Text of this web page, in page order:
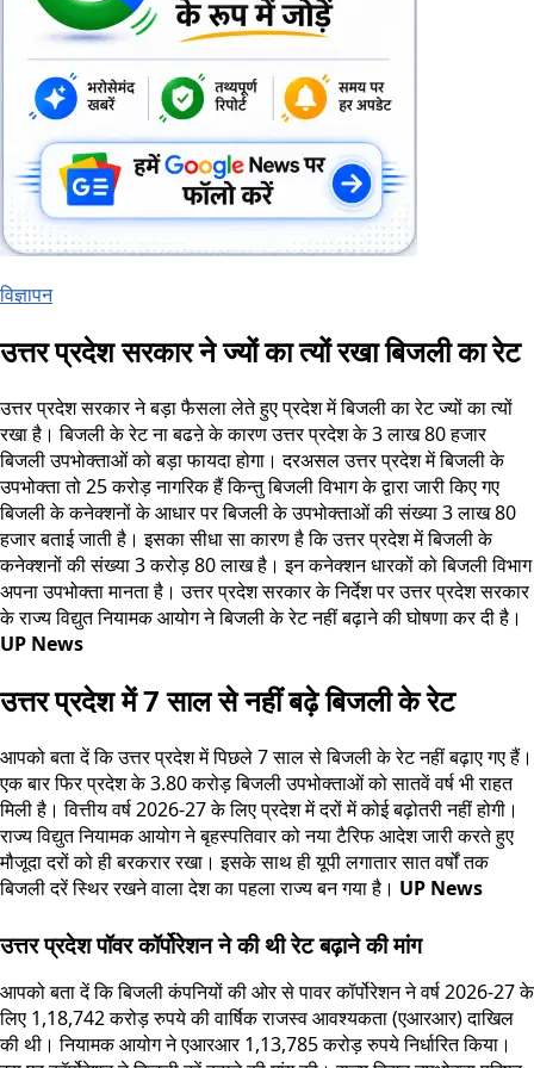
विज्ञापन
उत्तर प्रदेश सरकार ने ज्यों का त्यों रखा बिजली का रेट
उत्तर प्रदेश सरकार ने बड़ा फैसला लेते हुए प्रदेश में बिजली का रेट ज्यों का त्यों
रखा है। बिजली के रेट ना बढऩे के कारण उत्तर प्रदेश के 3 लाख 80 हजार
बिजली उपभोक्ताओं को बड़ा फायदा होगा। दरअसल उत्तर प्रदेश में बिजली के
उपभोक्ता तो 25 करोड़ नागरिक हैं किन्तु बिजली विभाग के द्वारा जारी किए गए
बिजली के कनेक्शनों के आधार पर बिजली के उपभोक्ताओं की संख्या 3 लाख 80
हजार बताई जाती है। इसका सीधा सा कारण है कि उत्तर प्रदेश में बिजली के
कनेक्शनों की संख्या 3 करोड़ 80 लाख है। इन कनेक्शन धारकों को बिजली विभाग
अपना उपभोक्ता मानता है। उत्तर प्रदेश सरकार के निर्देश पर उत्तर प्रदेश सरकार
के राज्य विद्युत नियामक आयोग ने बिजली के रेट नहीं बढ़ाने की घोषणा कर दी है।
UP News
उत्तर प्रदेश में 7 साल से नहीं बढ़े बिजली के रेट
आपको बता दें कि उत्तर प्रदेश में पिछले 7 साल से बिजली के रेट नहीं बढ़ाए गए हैं।
एक बार फिर प्रदेश के 3.80 करोड़ बिजली उपभोक्ताओं को सातवें वर्ष भी राहत
मिली है। वित्तीय वर्ष 2026-27 के लिए प्रदेश में दरों में कोई बढ़ोतरी नहीं होगी।
राज्य विद्युत नियामक आयोग ने बृहस्पतिवार को नया टैरिफ आदेश जारी करते हुए
मौजूदा दरों को ही बरकरार रखा। इसके साथ ही यूपी लगातार सात वर्षों तक
बिजली दरें स्थिर रखने वाला देश का पहला राज्य बन गया है। UP News
उत्तर प्रदेश पॉवर कॉर्पोरेशन ने की थी रेट बढ़ाने की मांग
आपको बता दें कि बिजली कंपनियों की ओर से पावर कॉर्पोरेशन ने वर्ष 2026-27 के
लिए 1,18,742 करोड़ रुपये की वार्षिक राजस्व आवश्यकता (एआरआर) दाखिल
की थी। नियामक आयोग ने एआरआर 1,13,785 करोड़ रुपये निर्धारित किया।